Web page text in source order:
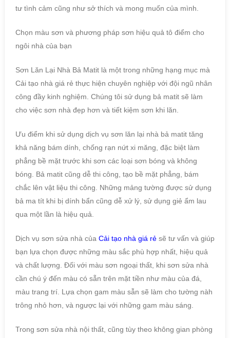
tư tình cảm cũng như sở thích và mong muốn của mình.
Chọn màu sơn và phương pháp sơn hiệu quả tô điểm cho
ngôi nhà của bạn
Sơn Lăn Lại Nhà Bả Matit là một trong những hạng mục mà
Cải tạo nhà giá rẻ thực hiện chuyên nghiệp với đội ngũ nhân
công đầy kinh nghiệm. Chúng tôi sử dụng bả matit sẽ làm
cho việc sơn nhà đẹp hơn và tiết kiệm sơn khi lăn.
Ưu điểm khi sử dụng dịch vụ sơn lăn lại nhà bả matit tăng
khả năng bám dính, chống rạn nứt xi măng, đặc biệt làm
phẳng bề mặt trước khi sơn các loại sơn bóng và không
bóng. Bả matit cũng dễ thi công, tạo bề mặt phẳng, bám
chắc lên vật liệu thi công. Những mảng tường được sử dụng
bả ma tít khi bị dính bẩn cũng dễ xử lý, sử dụng giẻ ẩm lau
qua một lần là hiệu quả.
Dịch vụ sơn sửa nhà của Cải tạo nhà giá rẻ sẽ tư vấn và giúp
bạn lựa chọn được những màu sắc phù hợp nhất, hiệu quả
và chất lượng. Đối với màu sơn ngoại thất, khi sơn sửa nhà
cần chú ý đến màu có sẵn trên mặt tiền như màu của đá,
màu trang trí. Lựa chọn gam màu sẫn sẽ làm cho tường nàh
trông nhỏ hơn, và ngược lại với những gam màu sáng.
Trong sơn sửa nhà nội thất, cũng tùy theo không gian phòng